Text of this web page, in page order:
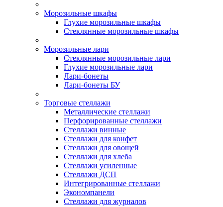
Морозильные шкафы
Глухие морозильные шкафы
Стеклянные морозильные шкафы
Морозильные лари
Стеклянные морозильные лари
Глухие морозильные лари
Лари-бонеты
Лари-бонеты БУ
Торговые стеллажи
Металлические стеллажи
Перфорированные стеллажи
Стеллажи винные
Стеллажи для конфет
Стеллажи для овощей
Стеллажи для хлеба
Стеллажи усиленные
Стеллажи ДСП
Интегрированные стеллажи
Экономпанели
Стеллажи для журналов